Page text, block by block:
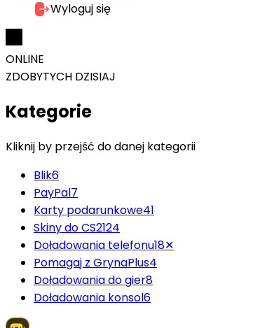
Wyloguj się
ONLINE
ZDOBYTYCH DZISIAJ
Kategorie
Kliknij by przejść do danej kategorii
Blik6
PayPal7
Karty podarunkowe41
Skiny do CS2124
Doładowania telefonu18✕
Pomagaj z GrynaPlus4
Doładowania do gier8
Doładowania konsol6